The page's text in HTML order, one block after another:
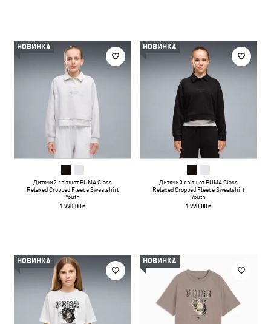
НОВИНКА
Дитячий світшот PUMA Class
Relaxed Cropped Fleece Sweatshirt
Youth
1 990,00 ₴
НОВИНКА
Дитячий світшот PUMA Class
Relaxed Cropped Fleece Sweatshirt
Youth
1 990,00 ₴
НОВИНКА НОВИНКА